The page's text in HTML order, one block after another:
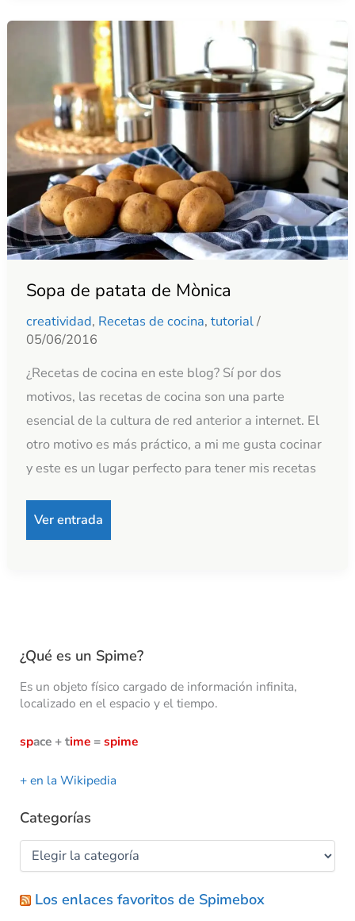
Sopa de patata de Mònica
creatividad, Recetas de cocina,tutorial/
05/06/2016
¿Recetas de cocina en este blog? Sí por dos
motivos, las recetas de cocina son una parte
esencial de la cultura de red anterior a internet. El
otro motivo es más práctico, a mi me gusta cocinar
y este es un lugar perfecto para tener mis recetas
patata
de
Mònica
Ver entrada
¿Qué es un Spime?
Es un objeto físico cargado de información infinita,
localizado en el espacio y el tiempo.
space + time =spime
+ en la Wikipedia
Categorías
Los enlaces favoritos de Spimebox